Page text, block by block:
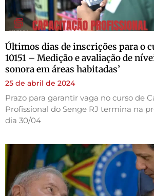
Últimos dias de inscrições para o
10151 – Medição e avaliação de
sonora em áreas habitadas’
25 de abril de 2024
Prazo para garantir vaga no curso de
Profissional do Senge RJ termina na
dia 30/04